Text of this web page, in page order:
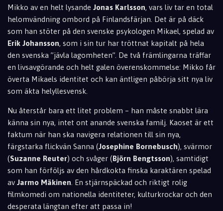
Mikko av en helt lysande Jonas Karlsson, vars liv tar en total
helomvändning ombord på Finlandsfärjan. Det är på däck
som han stöter på den svenske psykologen Mikael, spelad av
Erik Johansson, som i sin tur har tröttnat kapitalt på hela
den svenska ”jävla lagomheten”. De två främlingarna träffar
en livsavgörande och helt galen överenskommelse: Mikko får
överta Mikaels identitet och kan äntligen påbörja sitt nya liv
som äkta helyllesvensk.
Nu återstår bara ett litet problem – han måste snabbt lära
känna sin nya, intet ont anande svenska familj. Kaoset är ett
faktum när han ska navigera relationen till sin nya,
färgstarka flickvän Sanna (Josephine Bornebusch), svärmor
(Suzanne Reuter) och svåger (Björn Bengtsson), samtidigt
som han förföljs av den hårdkokta finska karaktären spelad
av Jarmo Mäkinen . En stjärnspäckad och riktigt rolig
filmkomedi om nationella identiteter, kulturkrockar och den
desperata längtan efter att passa in!